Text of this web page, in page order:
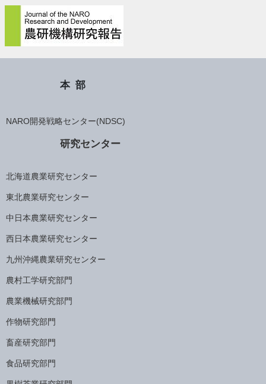
本部
NARO開発戦略センター(NDSC)
研究センター
北海道農業研究センター
東北農業研究センター
中日本農業研究センター
西日本農業研究センター
九州沖縄農業研究センター
農村工学研究部門
農業機械研究部門
作物研究部門
畜産研究部門
食品研究部門